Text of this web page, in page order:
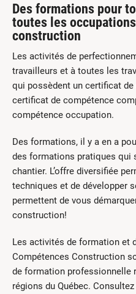
Des formations pour
toutes les
construction
Les activités de
travailleurs et à toutes les
qui possèdent un certificat
certificat de compétence
compétence occupation.
Des formations, il y a en a
des formations pratiques qui
chantier. L’offre diversifiée
techniques et de développer
permettent de vous
construction!
Les activités de formation et
Compétences Construction
de formation professionnelle
régions du Québec.